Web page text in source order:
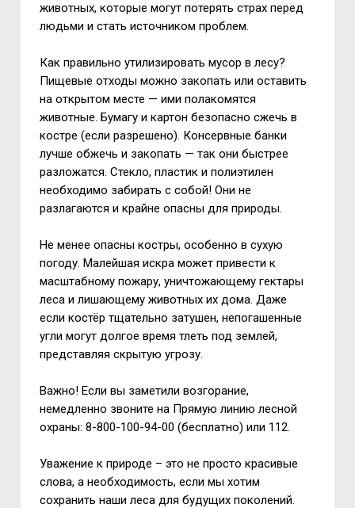
животных, которые могут потерять страх перед
людьми и стать источником проблем.
Как правильно утилизировать мусор в лесу?
Пищевые отходы можно закопать или оставить
на открытом месте — ими полакомятся
животные. Бумагу и картон безопасно сжечь в
костре (если разрешено). Консервные банки
лучше обжечь и закопать — так они быстрее
разложатся. Стекло, пластик и полиэтилен
необходимо забирать с собой! Они не
разлагаются и крайне опасны для природы.
Не менее опасны костры, особенно в сухую
погоду. Малейшая искра может привести к
масштабному пожару, уничтожающему гектары
леса и лишающему животных их дома. Даже
если костёр тщательно затушен, непогашенные
угли могут долгое время тлеть под землей,
представляя скрытую угрозу.
Важно! Если вы заметили возгорание,
немедленно звоните на Прямую линию лесной
охраны: 8-800-100-94-00 (бесплатно) или 112.
Уважение к природе – это не просто красивые
слова, а необходимость, если мы хотим
сохранить наши леса для будущих поколений.